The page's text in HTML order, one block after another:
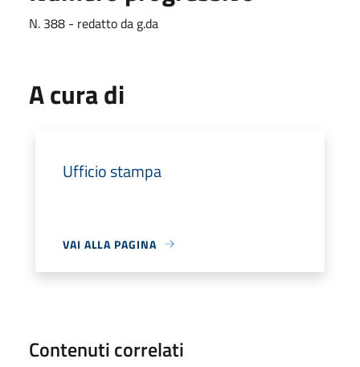
N. 388 - redatto da g.da
A cura di
Ufficio stampa
VAI ALLA PAGINA
Contenuti correlati